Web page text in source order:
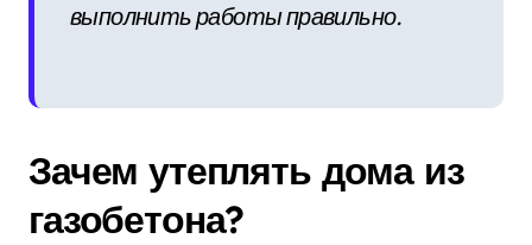
выполнить работы правильно.
Зачем утеплять дома из
газобетона?